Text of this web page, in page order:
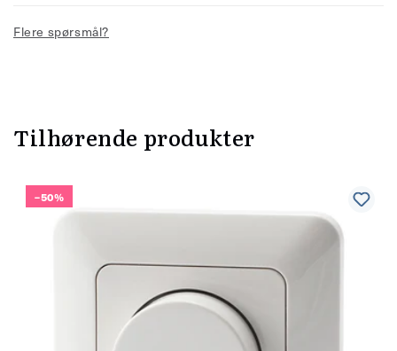
Flere spørsmål?
Tilhørende produkter
–50%